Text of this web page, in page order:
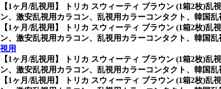
【1ヶ月/乱視用】 トリカ スウィーティ ブラウン (1箱2枚)乱
ン、激安乱視用カラコン、乱視用カラーコンタクト、韓国
【1ヶ月/乱視用】 トリカ スウィーティ ブラウン (1箱2枚)乱
ン、激安乱視用カラコン、乱視用カラーコンタクト、韓国
視用
【1ヶ月/乱視用】 トリカ スウィーティ ブラウン (1箱2枚)乱
ン、激安乱視用カラコン、乱視用カラーコンタクト、韓国
【1ヶ月/乱視用】 トリカ スウィーティ ブラウン (1箱2枚)乱